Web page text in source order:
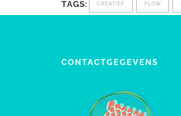
TAGS: CREATIEF FLOW
CONTACTGEGEVENS